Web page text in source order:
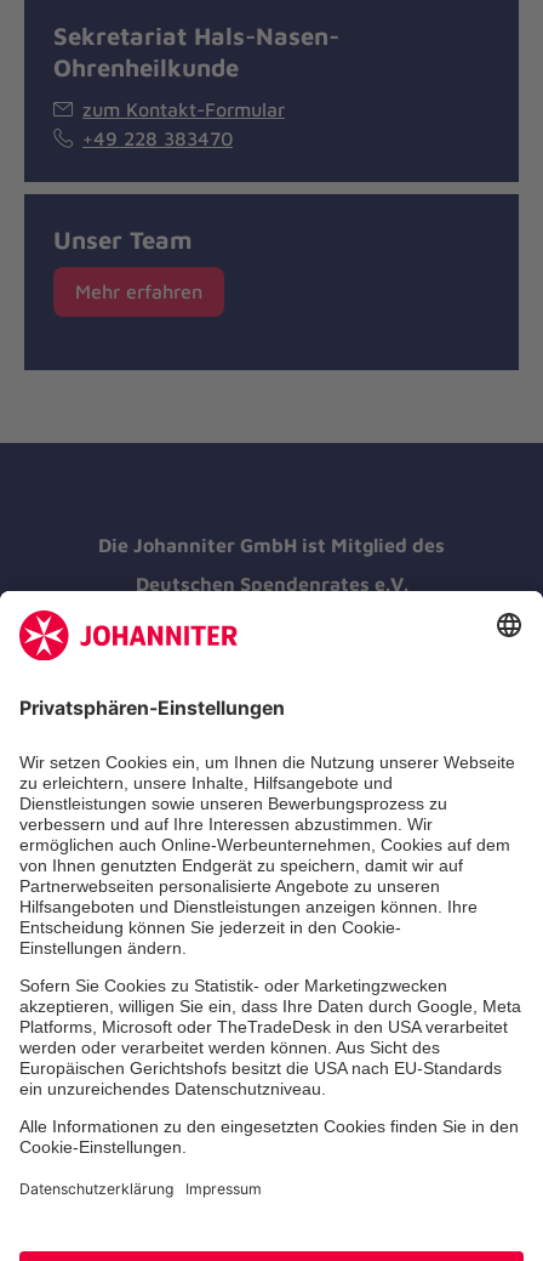
Sekretariat Hals-Nasen-
Ohrenheilkunde
zum Kontakt-Formular
+49 228 383470
Unser Team
Mehr erfahren
Die Johanniter GmbH ist Mitglied des
Deutschen Spendenrates e.V.
Kununu Top Company 2026
Medizin & Pflege
Zentren
Patienten
Hinweisgebersystem